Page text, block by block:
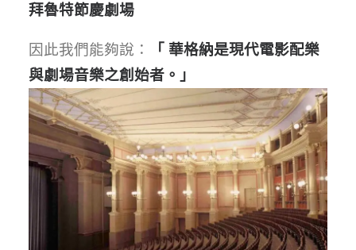
拜魯特節慶劇場
因此我們能夠說：
「 華格納是現代電影配樂
與劇場音樂之創始者。」